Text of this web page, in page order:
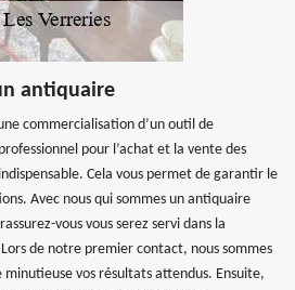
antiquaire
commercialisation d’un outil de
pour l’achat et la vente des
Cela vous permet de garantir le
Avec nous qui sommes un antiquaire
vous vous serez servi dans la
de notre premier contact, nous sommes
vos résultats attendus. Ensuite,